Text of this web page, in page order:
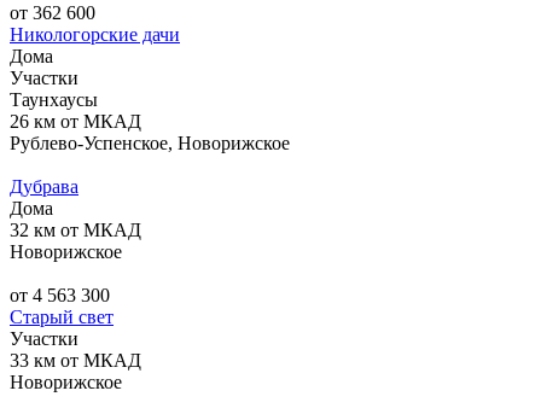
от 362 600
Никологорские дачи
Дома
Участки
Таунхаусы
26 км от МКАД
Рублево-Успенское, Новорижское
Дубрава
Дома
32 км от МКАД
Новорижское
от 4 563 300
Старый свет
Участки
33 км от МКАД
Новорижское